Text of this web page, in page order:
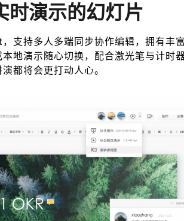
时演示的幻灯片
支持多人多端同步协作编辑，拥有丰
地演示随心切换，配合激光笔与计时
都将会更打动人心。